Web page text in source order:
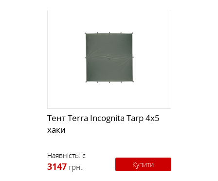
Тент Terra Incognita Tarp 4х5
хаки
Наявність: є
3147 грн. Купити